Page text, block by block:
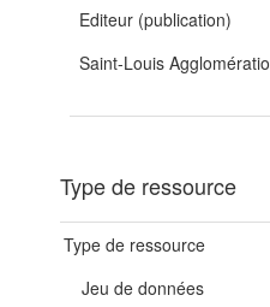
Editeur (publication)
Saint-Louis
Type de ressource
Type de ressource
Jeu de données